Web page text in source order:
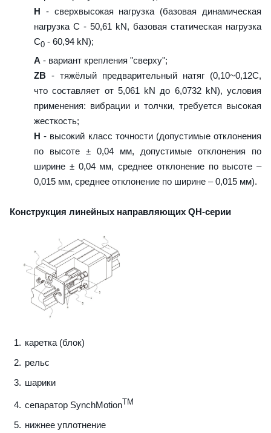
H - сверхвысокая нагрузка (базовая динамическая
нагрузка C - 50,61 kN, базовая статическая нагрузка
С0 - 60,94 kN);
A - вариант крепления "сверху";
ZB - тяжёлый предварительный натяг (0,10~0,12C,
что составляет от 5,061 kN до 6,0732 kN), условия
применения: вибрации и толчки, требуется высокая
жесткость;
H - высокий класс точности (допустимые отклонения
по высоте ± 0,04 мм, допустимые отклонения по
ширине ± 0,04 мм, среднее отклонение по высоте –
0,015 мм, среднее отклонение по ширине – 0,015 мм).
Конструкция линейных направляющих QН-серии
каретка (блок)
рельс
шарики
сепаратор SynchMotionTM
нижнее уплотнение